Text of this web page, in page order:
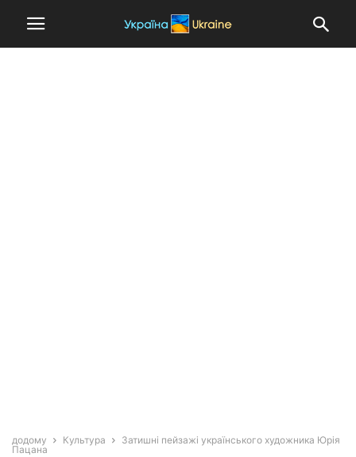
додому Культура
Затишні пейзажі українського художника Юрія
Пацана